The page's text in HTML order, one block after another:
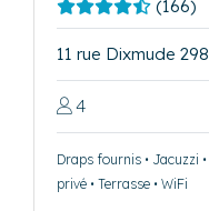
(166)
11 rue Dixmude
4
Draps fournis • Jacuzzi
privé • Terrasse • WiFi